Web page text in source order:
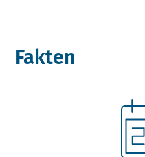
Fakten